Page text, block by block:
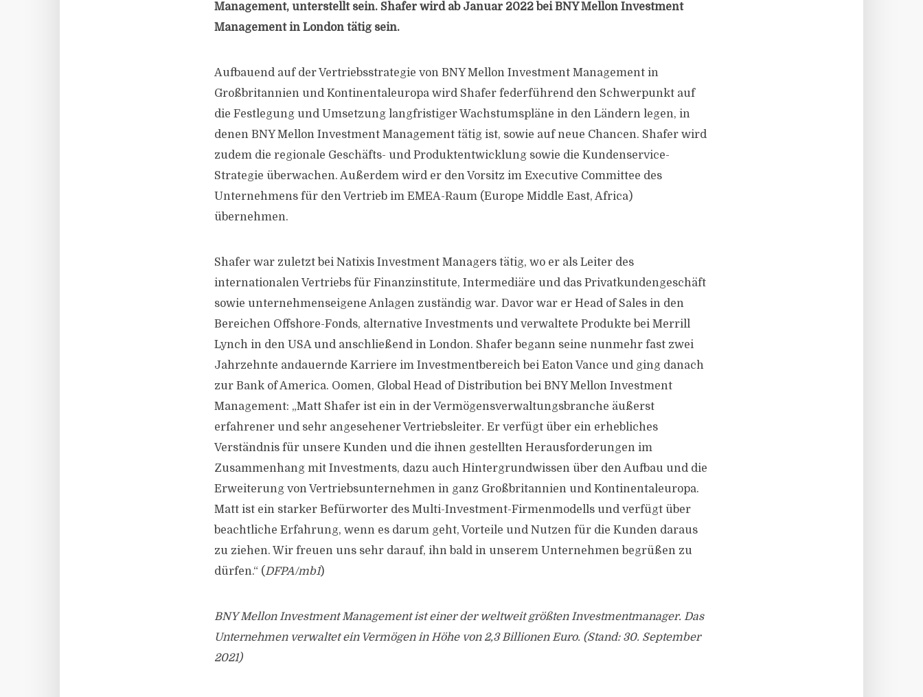
Management, unterstellt sein. Shafer wird ab Januar 2022 bei BNY Mellon Investment
Management in London tätig sein.
Aufbauend auf der Vertriebsstrategie von BNY Mellon Investment Management in
Großbritannien und Kontinentaleuropa wird Shafer federführend den Schwerpunkt auf
die Festlegung und Umsetzung langfristiger Wachstumspläne in den Ländern legen, in
denen BNY Mellon Investment Management tätig ist, sowie auf neue Chancen. Shafer wird
zudem die regionale Geschäfts- und Produktentwicklung sowie die Kundenservice-
Strategie überwachen. Außerdem wird er den Vorsitz im Executive Committee des
Unternehmens für den Vertrieb im EMEA-Raum (Europe Middle East, Africa)
übernehmen.
Shafer war zuletzt bei Natixis Investment Managers tätig, wo er als Leiter des
internationalen Vertriebs für Finanzinstitute, Intermediäre und das Privatkundengeschäft
sowie unternehmenseigene Anlagen zuständig war. Davor war er Head of Sales in den
Bereichen Offshore-Fonds, alternative Investments und verwaltete Produkte bei Merrill
Lynch in den USA und anschließend in London. Shafer begann seine nunmehr fast zwei
Jahrzehnte andauernde Karriere im Investmentbereich bei Eaton Vance und ging danach
zur Bank of America. Oomen, Global Head of Distribution bei BNY Mellon Investment
Management: „Matt Shafer ist ein in der Vermögensverwaltungsbranche äußerst
erfahrener und sehr angesehener Vertriebsleiter. Er verfügt über ein erhebliches
Verständnis für unsere Kunden und die ihnen gestellten Herausforderungen im
Zusammenhang mit Investments, dazu auch Hintergrundwissen über den Aufbau und die
Erweiterung von Vertriebsunternehmen in ganz Großbritannien und Kontinentaleuropa.
Matt ist ein starker Befürworter des Multi-Investment-Firmenmodells und verfügt über
beachtliche Erfahrung, wenn es darum geht, Vorteile und Nutzen für die Kunden daraus
zu ziehen. Wir freuen uns sehr darauf, ihn bald in unserem Unternehmen begrüßen zu
dürfen.“ (DFPA/mb1)
BNY Mellon Investment Management ist einer der weltweit größten Investmentmanager. Das
Unternehmen verwaltet ein Vermögen in Höhe von 2,3 Billionen Euro. (Stand: 30. September
2021)